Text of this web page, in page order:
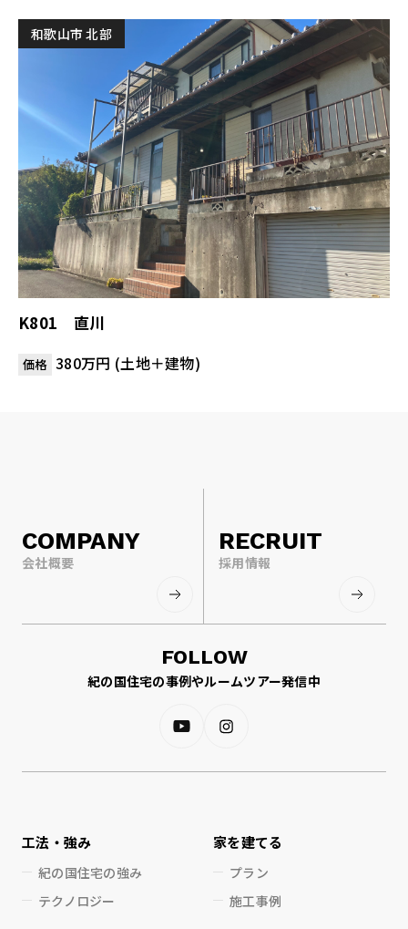
和歌山市 北部
K801 直川
価格 380万円 (土地＋建物)
COMPANY
会社概要
RECRUIT
採用情報
FOLLOW
紀の国住宅の事例やルームツアー発信中
工法・強み
紀の国住宅の強み
テクノロジー
家を建てる
プラン
施工事例